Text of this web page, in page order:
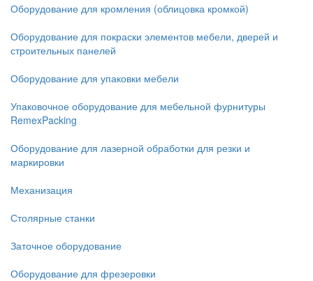
Оборудование для кромления (облицовка кромкой)
Оборудование для покраски элементов мебели, дверей и
строительных панелей
Оборудование для упаковки мебели
Упаковочное оборудование для мебельной фурнитуры
RemexPacking
Оборудование для лазерной обработки для резки и
маркировки
Механизация
Столярные станки
Заточное оборудование
Оборудование для фрезеровки